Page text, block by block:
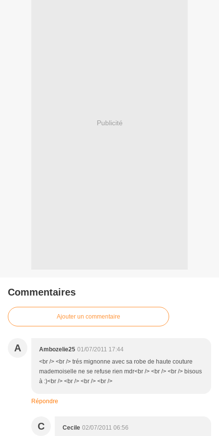
Publicité
Commentaires
Ajouter un commentaire
A Ambozelie25 01/07/2011 17:44
<br /> <br /> trés mignonne avec sa robe de haute couture
mademoiselle ne se refuse rien mdr<br /> <br /> <br /> bisous
à :)<br /> <br /> <br /> <br />
Répondre
C Cecile 02/07/2011 06:56